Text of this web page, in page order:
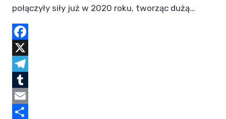
połączyły siły już w 2020 roku, tworząc dużą…
Facebook
X
Telegram
Tumblr
Email